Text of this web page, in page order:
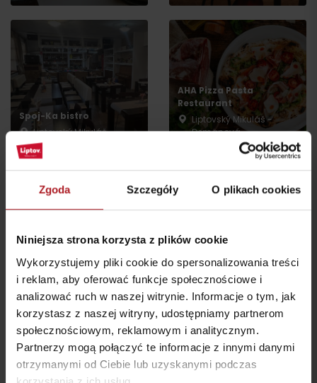
Zgoda Szczegóły O plikach cookies
Niniejsza strona korzysta z plików cookie
Wykorzystujemy pliki cookie do spersonalizowania treści
i reklam, aby oferować funkcje społecznościowe i
analizować ruch w naszej witrynie. Informacje o tym, jak
korzystasz z naszej witryny, udostępniamy partnerom
społecznościowym, reklamowym i analitycznym.
Partnerzy mogą połączyć te informacje z innymi danymi
otrzymanymi od Ciebie lub uzyskanymi podczas
Spoj-Ka bistro
Liptovský Mikuláš
AHA Pizza Pasta
Restaurant
Liptovský Mikuláš -
Demänová
Atrakcje i relaks w pobliżu:
Demänová rezort –
aquapark
Liptovský Mikuláš
FUN Center – Demänová
rezort
Liptovský Mikuláš